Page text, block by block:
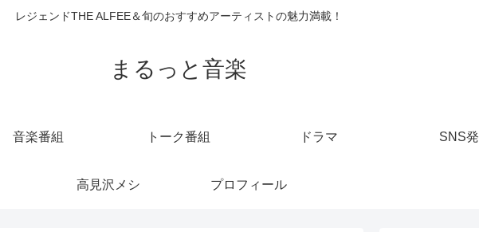
レジェンドTHE ALFEE＆旬のおすすめアーティストの魅力満載！
まるっと音楽
音楽番組 トーク番組 ドラマ SNS発
高見沢メシ プロフィール